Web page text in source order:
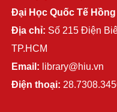
Đại Học Quốc Tế
Địa chỉ: Số 215 Điện
TP.HCM
Email: library@hiu.vn
Điện thoại: